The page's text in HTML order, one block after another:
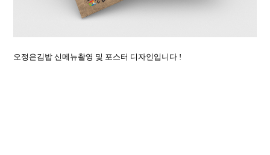
오정은김밥 신메뉴촬영 및 포스터 디자인입니다 !